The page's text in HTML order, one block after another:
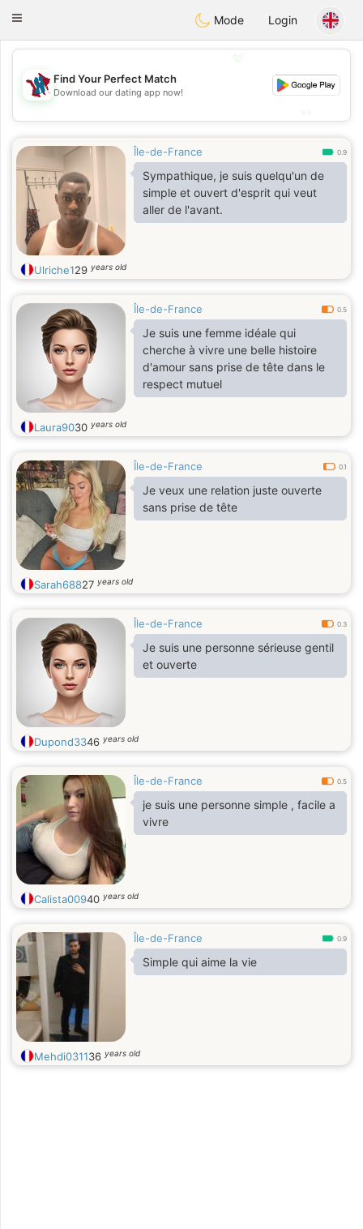
Taimerais
Toggle
Mode Login
💖
💕
Find Your Perfect Match
Download our dating app now!
Île-de-France 0.9
Sympathique, je suis quelqu'un de
simple et ouvert d'esprit qui veut
aller de l'avant.
Ulriche129 years old
Île-de-France 0.5
Je suis une femme idéale qui
cherche à vivre une belle histoire
d'amour sans prise de tête dans le
respect mutuel
Laura9030 years old
Île-de-France 0.1
Je veux une relation juste ouverte
sans prise de tête
Sarah68827 years old
Île-de-France 0.3
Je suis une personne sérieuse gentil
et ouverte
Dupond3346 years old
Île-de-France 0.5
je suis une personne simple , facile a
vivre
Calista00940 years old
Île-de-France 0.9
Simple qui aime la vie
Mehdi031136 years old